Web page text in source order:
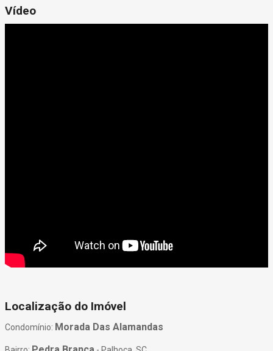
Vídeo
Localização do Imóvel
Condomínio: Morada Das Alamandas